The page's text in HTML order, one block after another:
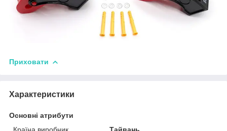
Приховати
Характеристики
Основні атрибути